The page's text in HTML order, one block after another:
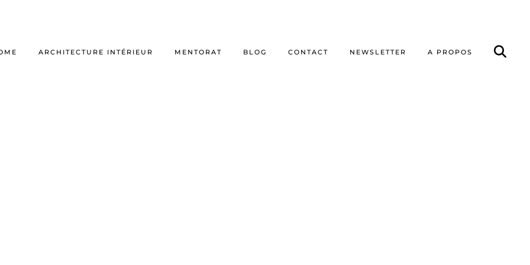
ARCHITECTURE INTÉRIEUR MENTORAT BLOG CONTACT NEWSLETTER A PROPOS